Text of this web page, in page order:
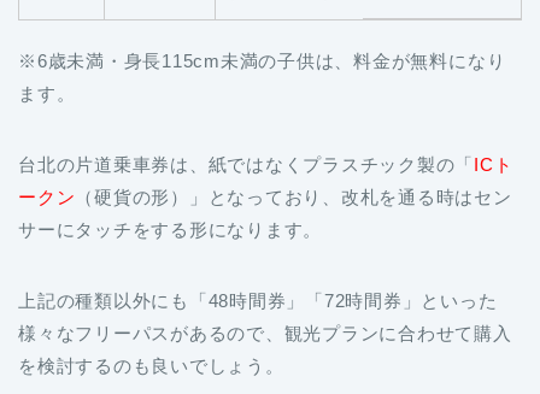
※6歳未満・身長115cm未満の子供は、料金が無料になり
ます。
台北の片道乗車券は、紙ではなくプラスチック製の「ICト
ークン （硬貨の形）」となっており、改札を通る時はセン
サーにタッチをする形になります。
上記の種類以外にも「48時間券」「72時間券」といった
様々なフリーパスがあるので、観光プランに合わせて購入
を検討するのも良いでしょう。